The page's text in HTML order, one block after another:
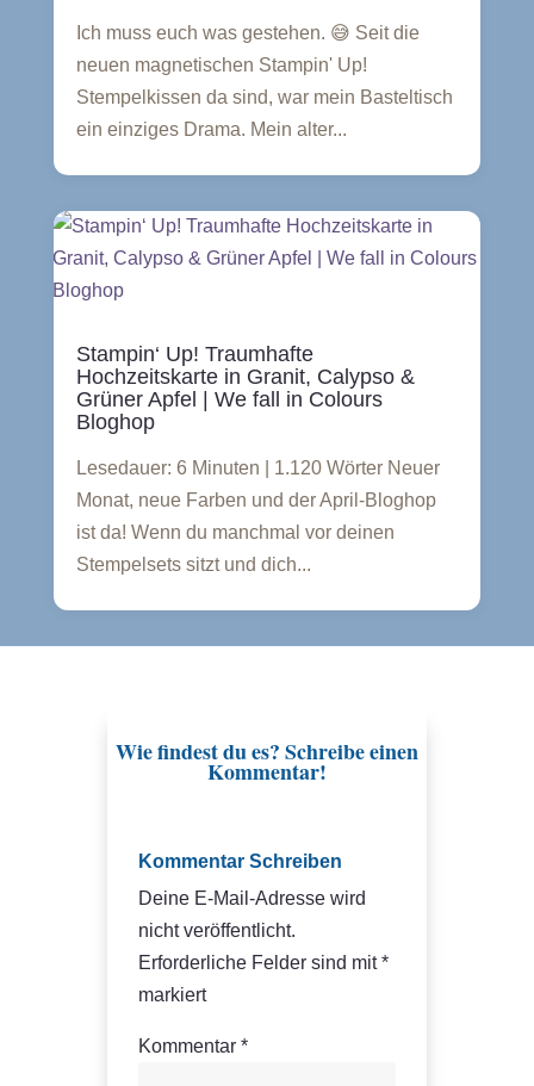
Ich muss euch was gestehen. 😅 Seit die
neuen magnetischen Stampin' Up!
Stempelkissen da sind, war mein Basteltisch
ein einziges Drama. Mein alter...
Stampin‘ Up! Traumhafte
Hochzeitskarte in Granit, Calypso &
Grüner Apfel | We fall in Colours
Bloghop
Lesedauer: 6 Minuten | 1.120 Wörter Neuer
Monat, neue Farben und der April-Bloghop
ist da! Wenn du manchmal vor deinen
Stempelsets sitzt und dich...
Wie findest du es? Schreibe einen
Kommentar!
Kommentar Schreiben
Deine E-Mail-Adresse wird
nicht veröffentlicht.
Erforderliche Felder sind mit*
markiert
Kommentar*